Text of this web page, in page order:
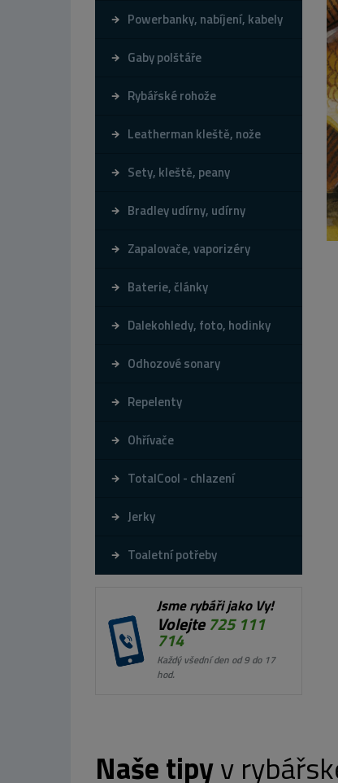
Powerbanky, nabíjení, kabely
Gaby polštáře
Rybářské rohože
Leatherman kleště, nože
Sety, kleště, peany
Bradley udírny, udírny
Zapalovače, vaporizéry
Baterie, články
Dalekohledy, foto, hodinky
Odhozové sonary
Repelenty
Ohřívače
TotalCool - chlazení
Jerky
Toaletní potřeby
Jsme rybáři jako Vy!
Volejte725 111
714
Každý všední den od 9 do 17
hod.
Naše tipyv